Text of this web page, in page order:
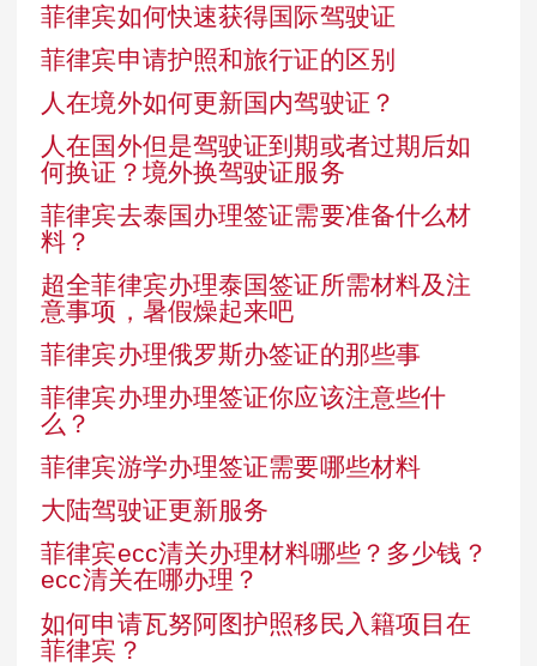
菲律宾如何快速获得国际驾驶证
菲律宾申请护照和旅行证的区别
人在境外如何更新国内驾驶证？
人在国外但是驾驶证到期或者过期后如
何换证？境外换驾驶证服务
菲律宾去泰国办理签证需要准备什么材
料？
超全菲律宾办理泰国签证所需材料及注
意事项，暑假燥起来吧
菲律宾办理俄罗斯办签证的那些事
菲律宾办理办理签证你应该注意些什
么？
菲律宾游学办理签证需要哪些材料
大陆驾驶证更新服务
菲律宾ecc清关办理材料哪些？多少钱？
ecc清关在哪办理？
如何申请瓦努阿图护照移民入籍项目在
菲律宾？